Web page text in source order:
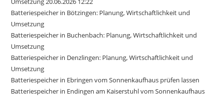
Batteriespeicher in Bötzingen: Planung, Wirtschaftlichkeit und
Umsetzung
Batteriespeicher in Buchenbach: Planung, Wirtschaftlichkeit und
Umsetzung
Batteriespeicher in Denzlingen: Planung, Wirtschaftlichkeit und
Umsetzung
Batteriespeicher in Ebringen vom Sonnenkaufhaus prüfen lassen
Batteriespeicher in Endingen am Kaiserstuhl vom Sonnenkaufhaus